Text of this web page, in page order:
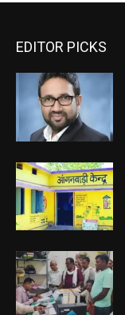
EDITOR PICKS